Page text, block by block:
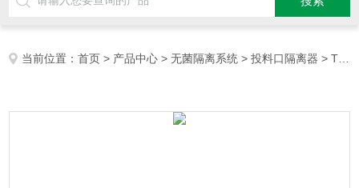
当前位置：首页 > 产品中心 >无菌隔离系统 >投料口隔离器 > TW-TLK发酵罐投料口隔离器